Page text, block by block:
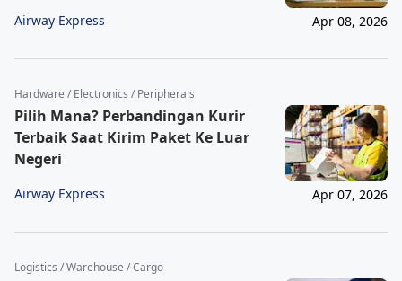
Airway Express Apr 08, 2026
Hardware / Electronics / Peripherals
Pilih Mana? Perbandingan Kurir
Terbaik Saat Kirim Paket Ke Luar
Negeri
Airway Express Apr 07, 2026
Logistics / Warehouse / Cargo